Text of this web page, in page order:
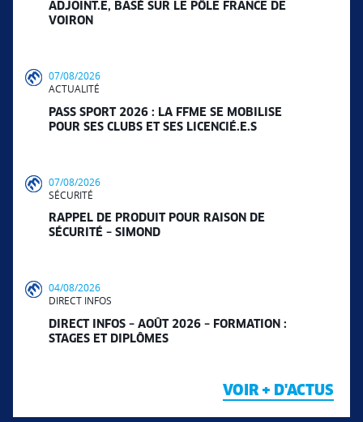
ADJOINT.E, BASÉ SUR LE PÔLE FRANCE DE
VOIRON
07/08/2026
ACTUALITÉ
PASS SPORT 2026 : LA FFME SE MOBILISE
POUR SES CLUBS ET SES LICENCIÉ.E.S
07/08/2026
SÉCURITÉ
RAPPEL DE PRODUIT POUR RAISON DE
SÉCURITÉ – SIMOND
04/08/2026
DIRECT INFOS
DIRECT INFOS – AOÛT 2026 – FORMATION :
STAGES ET DIPLÔMES
VOIR + D'ACTUS